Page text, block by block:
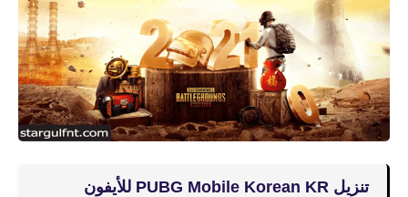
تنزيل PUBG Mobile Korean KR للأيفون